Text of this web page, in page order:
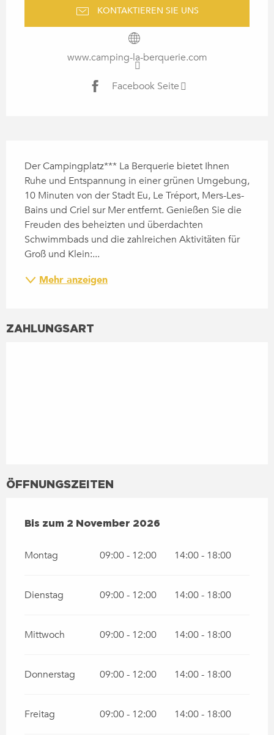
KONTAKTIEREN SIE UNS
www.camping-la-berquerie.com
Facebook Seite
Der Campingplatz*** La Berquerie bietet Ihnen
Ruhe und Entspannung in einer grünen Umgebung,
10 Minuten von der Stadt Eu, Le Tréport, Mers-Les-
Bains und Criel sur Mer entfernt. Genießen Sie die
Freuden des beheizten und überdachten
Schwimmbads und die zahlreichen Aktivitäten für
Groß und Klein:...
Mehr anzeigen
ZAHLUNGSART
ÖFFNUNGSZEITEN
VOM3 APRIL 2026BIS ZUM2 NOVEMBER 2026
Bis zum 2 November 2026
Montag 09:00 - 12:00 14:00 - 18:00
Dienstag 09:00 - 12:00 14:00 - 18:00
Mittwoch 09:00 - 12:00 14:00 - 18:00
Donnerstag 09:00 - 12:00 14:00 - 18:00
Freitag 09:00 - 12:00 14:00 - 18:00